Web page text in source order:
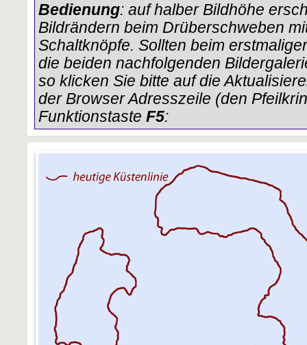
Bedienung: auf halber Bildhöhe
Bildrändern beim Drüberschweben
Schaltknöpfe. Sollten beim
die beiden nachfolgenden
so klicken Sie bitte auf die
der Browser Adresszeile (den
Funktionstaste F5: